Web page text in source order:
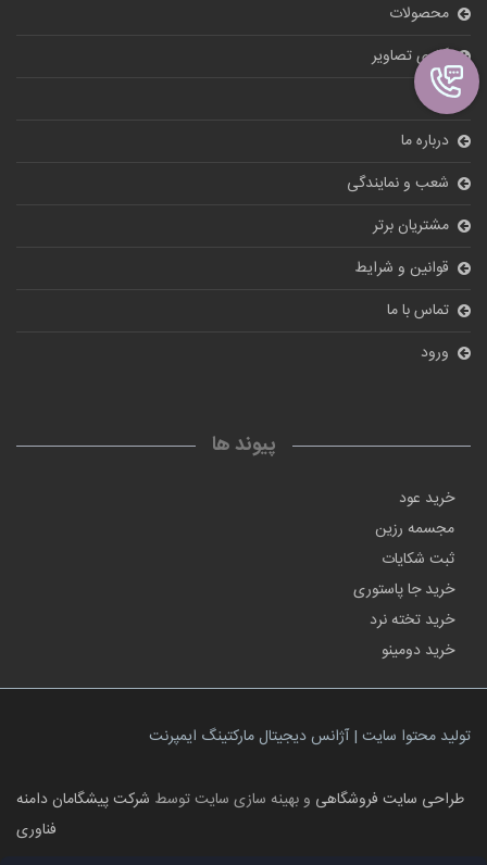
محصولات
گالری تصاویر
بلاگ
درباره ما
شعب و نمایندگی
مشتریان برتر
قوانین و شرایط
تماس با ما
ورود
پیوند ها
خرید عود
مجسمه رزین
ثبت شکایات
خرید جا پاستوری
خرید تخته نرد
خرید دومینو
تولید محتوا سایت | آژانس دیجیتال مارکتینگ ایمپرنت
طراحی سایت فروشگاهی و بهینه سازی سایت توسط شرکت پیشگامان دامنه
فناوری